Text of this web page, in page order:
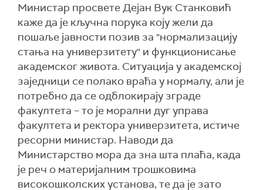
Министар просвете Дејан Вук Станковић
каже да је кључна порука коју жели да
пошаље јавности позив за "нормализацију
стања на универзитету" и функционисање
академског живота. Ситуација у академској
заједници се полако враћа у нормалу, али је
потребно да се одблокирају зграде
факултета – то је морални дуг управа
факултета и ректора универзитета, истиче
ресорни министар. Наводи да
Министарство мора да зна шта плаћа, када
је реч о материјалним трошковима
високошколских установа, те да је зато